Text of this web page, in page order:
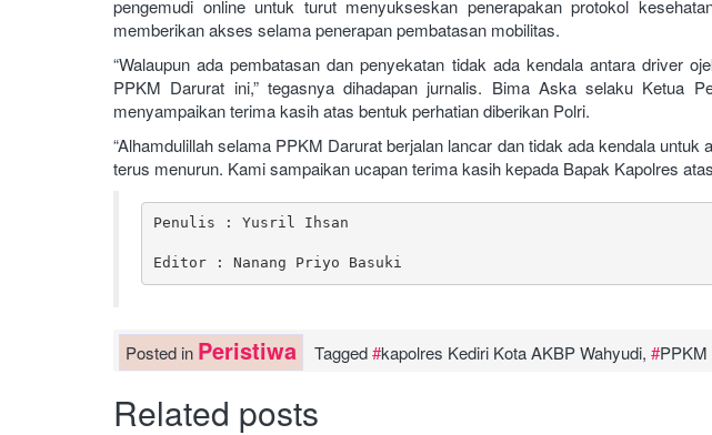
pengemudi online untuk turut menyukseskan penerapakan protokol
memberikan akses selama penerapan pembatasan mobilitas.
“Walaupun ada pembatasan dan penyekatan tidak ada kendala antara driver
PPKM Darurat ini,” tegasnya dihadapan jurnalis. Bima Aska selaku Ketua
menyampaikan terima kasih atas bentuk perhatian diberikan Polri.
“Alhamdulillah selama PPKM Darurat berjalan lancar dan tidak ada kendala
terus menurun. Kami sampaikan ucapan terima kasih kepada Bapak Kapolres
Penulis : Yusril Ihsan
Editor : Nanang Priyo Basuki
Posted in Peristiwa Tagged kapolres Kediri Kota AKBP Wahyudi, PPKM
Related posts